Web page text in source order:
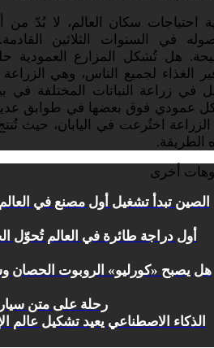
احتياجات سكان العالم، لا بُدّ
في السنوات الثلاثين
هل تُشكل المزارع العمودية
الغذاء لجميع الناس، وهي
في زراعة النباتات المختلفة في
عمودي فوق بعضها في طوابق
اختُرعت في اليابان، حيث تُنتج
الطريقة.
أخرى
الصين تبدأ تشغيل أول مصنع في العالم
أول دراجة طائرة في العالم تُحوّل
هل يصبح «كورليو» الروبوت الحصان
رحلة على متن
الذكاء الاصطناعي يعيد تشكيل عالم